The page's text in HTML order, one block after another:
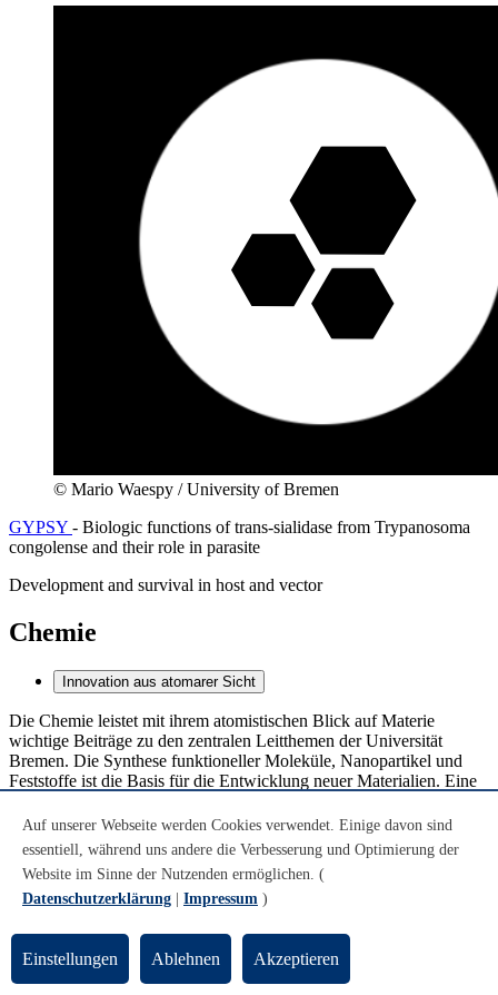
© Mario Waespy / University of Bremen
GYPSY - Biologic functions of trans-sialidase from Trypanosoma
congolense and their role in parasite
Development and survival in host and vector
Chemie
Innovation aus atomarer Sicht
Die Chemie leistet mit ihrem atomistischen Blick auf Materie
wichtige Beiträge zu den zentralen Leitthemen der Universität
Bremen. Die Synthese funktioneller Moleküle, Nanopartikel und
Feststoffe ist die Basis für die Entwicklung neuer Materialien. Eine
chemischer Reaktionen. Beides zusammen ist die Grundlage, auf
der nachhaltige chemische Prozesse und innovative Technologien
entstehen. Damit bringt sich die Chemie in die
materialwissenschaftliche Forschung am Standort Bremen ein.
Schwerpunkt der Forschung des Fachbereichs. Die Erforschung
solcher Prozesse in marinen Ökosystemen ist ein wichtiger Aspekt
der Meereswissenschaften. Die Themen des
FB2
Auf unserer Webseite werden Cookies verwendet. Einige davon sind
essentiell, während uns andere die Verbesserung und Optimierung der
Website im Sinne der Nutzenden ermöglichen. (
Datenschutzerklärung
Impressum )
Einstellungen Ablehnen Akzeptieren